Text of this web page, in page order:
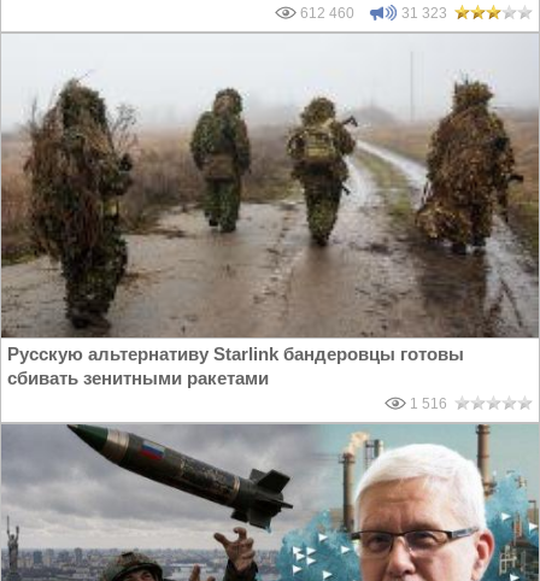
612 460 31 323
Русскую альтернативу Starlink бандеровцы готовы
сбивать зенитными ракетами
1 516